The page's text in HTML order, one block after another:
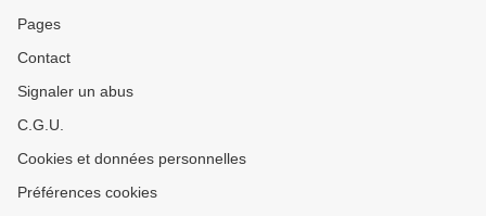
Pages
Contact
Signaler un abus
C.G.U.
Cookies et données personnelles
Préférences cookies